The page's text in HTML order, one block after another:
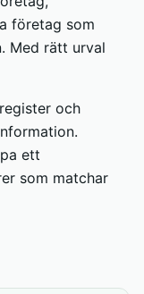
företag som
Med rätt urval
och
ett
som matchar